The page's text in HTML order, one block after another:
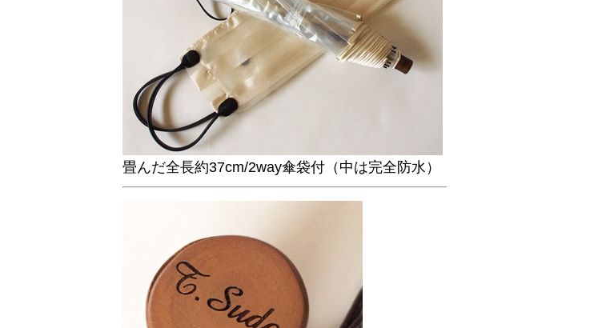
畳んだ全長約37cm/2way傘袋付（中は完全防水）